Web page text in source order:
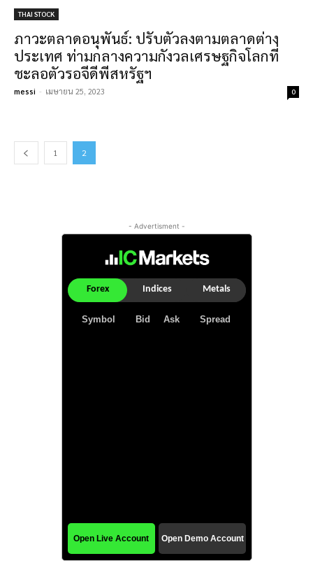
THAI STOCK
ภาวะตลาดอนุพันธ์: ปรับตัวลงตามตลาดต่าง
ประเทศ ท่ามกลางความกังวลเศรษฐกิจโลกที่
ชะลอตัวรอจีดีพีสหรัฐฯ
messi - เมษายน 25, 2023 0
1 2
- Advertisment -